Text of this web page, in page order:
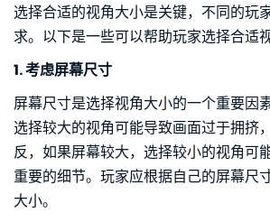
选择合适的视角大小是关键，不同的玩
求。以下是一些可以帮助玩家选择合适
1. 考虑屏幕尺寸
屏幕尺寸是选择视角大小的一个重要因
选择较大的视角可能导致画面过于拥挤
反，如果屏幕较大，选择较小的视角可
重要的细节。玩家应根据自己的屏幕尺
大小。